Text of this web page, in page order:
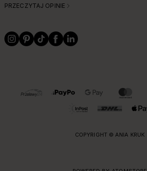
PRZECZYTAJ OPINIE
OBSŁUGIWANE FORMY PŁATNOŚCI I DOSTAWY
COPYRIGHT © ANIA KRUK